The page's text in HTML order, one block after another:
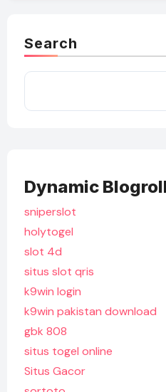
Search
Dynamic
sniperslot
holytogel
slot 4d
situs slot qris
k9win login
k9win pakistan download
gbk 808
situs togel online
Situs Gacor